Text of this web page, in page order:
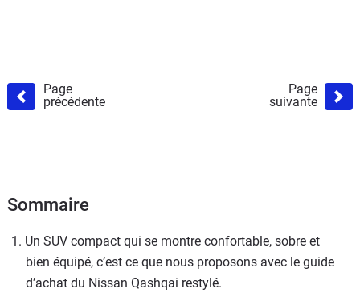
Page
précédente
Page
suivante
Sommaire
1. Un SUV compact qui se montre confortable, sobre et
bien équipé, c’est ce que nous proposons avec le guide
d’achat du Nissan Qashqai restylé.